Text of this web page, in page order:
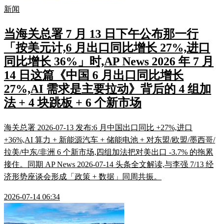
新闻
当海关总署 7 月 13 日下午公布那一行
「按美元计,6 月出口同比增长 27%,进口
同比增长 36%」时,AP News 2026 年 7 月
14 日这篇《中国 6 月出口同比增长
27%,AI 需求是主要拉动》背后的 4 组加
法 + 4 块跳板 + 6 个新市场
海关总署 2026-07-13 发布:6 月中国出口同比 +27%,进口
+36%,AI 算力 + 新能源汽车 + 储能电池 + 对东盟/欧盟/墨西哥/
拉美/中东/非洲 6 个新市场,四组加法把对美出口 -3.7% 的拖累
接住。同期 AP News 2026-07-14 头条全文解读,与李强 7/13 经
济形势座谈会形成「政策 + 数据」同周共振。
2026-07-14 06:34